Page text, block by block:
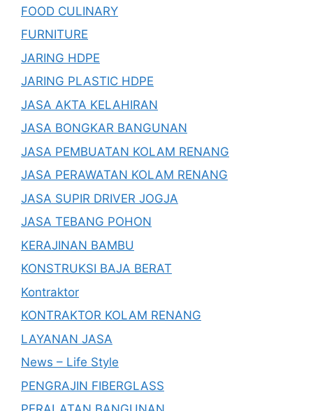
FOOD CULINARY
FURNITURE
JARING HDPE
JARING PLASTIC HDPE
JASA AKTA KELAHIRAN
JASA BONGKAR BANGUNAN
JASA PEMBUATAN KOLAM RENANG
JASA PERAWATAN KOLAM RENANG
JASA SUPIR DRIVER JOGJA
JASA TEBANG POHON
KERAJINAN BAMBU
KONSTRUKSI BAJA BERAT
Kontraktor
KONTRAKTOR KOLAM RENANG
LAYANAN JASA
News – Life Style
PENGRAJIN FIBERGLASS